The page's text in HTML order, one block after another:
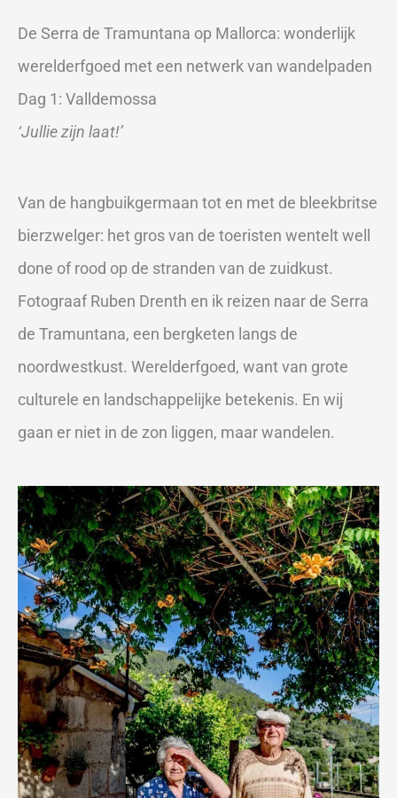
De Serra de Tramuntana op Mallorca: wonderlijk
werelderfgoed met een netwerk van wandelpaden
Dag 1: Valldemossa
‘Jullie zijn laat!’
Van de hangbuikgermaan tot en met de bleekbritse
bierzwelger: het gros van de toeristen wentelt well
done of rood op de stranden van de zuidkust.
Fotograaf Ruben Drenth en ik reizen naar de Serra
de Tramuntana, een bergketen langs de
noordwestkust. Werelderfgoed, want van grote
culturele en landschappelijke betekenis. En wij
gaan er niet in de zon liggen, maar wandelen.